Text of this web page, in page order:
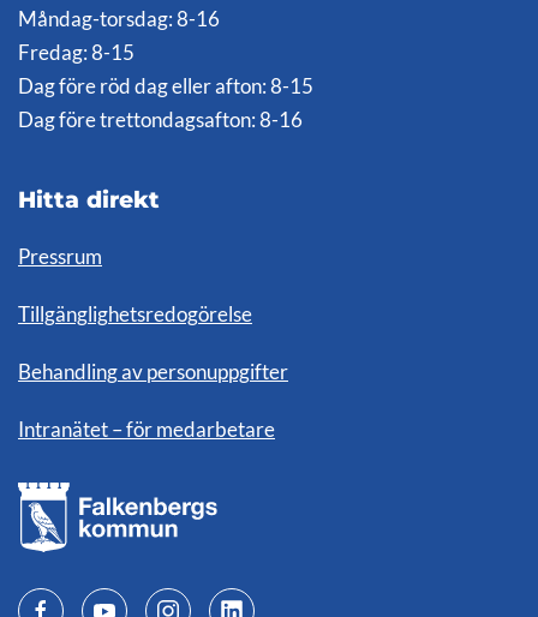
Måndag-torsdag: 8-16
Fredag: 8-15
Dag före röd dag eller afton: 8-15
Dag före trettondagsafton: 8-16
Hitta direkt
Pressrum
Tillgänglighetsredogörelse
Behandling av personuppgifter
Intranätet – för medarbetare